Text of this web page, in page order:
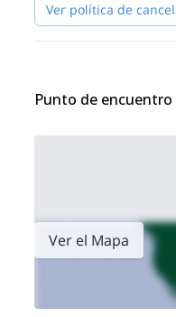
Ver política de
Punto de encuentro
Ver el Mapa